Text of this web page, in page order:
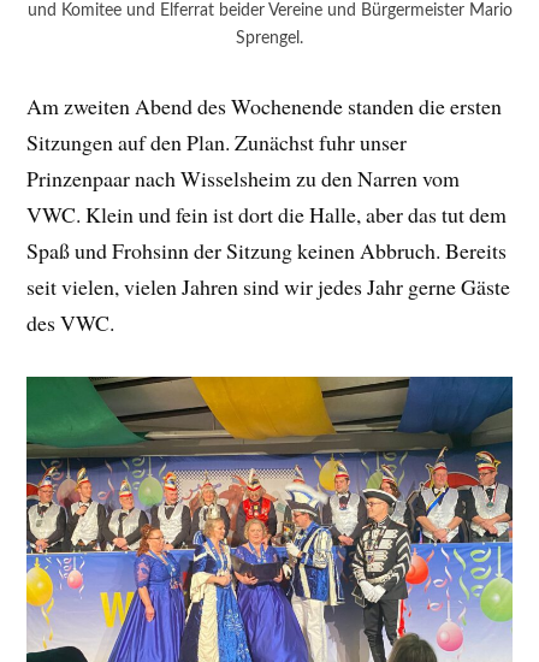
und Komitee und Elferrat beider Vereine und Bürgermeister Mario
Sprengel.
Am zweiten Abend des Wochenende standen die ersten
Sitzungen auf den Plan. Zunächst fuhr unser
Prinzenpaar nach Wisselsheim zu den Narren vom
VWC. Klein und fein ist dort die Halle, aber das tut dem
Spaß und Frohsinn der Sitzung keinen Abbruch. Bereits
seit vielen, vielen Jahren sind wir jedes Jahr gerne Gäste
des VWC.